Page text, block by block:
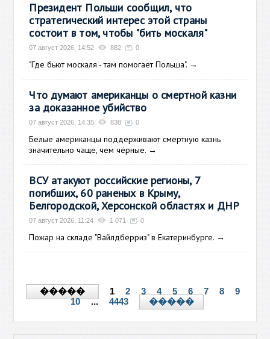
Президент Польши сообщил, что
стратегический интерес этой страны
состоит в том, чтобы "бить москаля"
07 август 2026, 14:52 882 0
"Где бьют москаля - там помогает Польша". →
Что думают американцы о смертной казни
за доказанное убийство
07 август 2026, 14:35 838 0
Белые американцы поддерживают смертную казнь
значительно чаще, чем чёрные. →
ВСУ атакуют российские регионы, 7
погибших, 60 раненых в Крыму,
Белгородской, Херсонской областях и ДНР
07 август 2026, 11:24 1 071 0
Пожар на складе "Вайлдберриз" в Екатеринбурге. →
����� 1 2 3 4 5 6 7 8
9
10
... 4443 �����